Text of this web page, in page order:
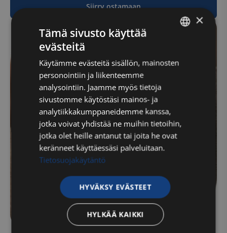
Siirry ostamaan
ENGLISH
×
Tämä sivusto käyttää
evästeitä
Käytämme evästeitä sisällön, mainosten
personointiin ja liikenteemme
analysointiin. Jaamme myös tietoja
sivustomme käytöstäsi mainos- ja
analytiikkakumppaneidemme kanssa,
jotka voivat yhdistää ne muihin tietoihin,
jotka olet heille antanut tai joita he ovat
keränneet käyttäessäsi palveluitaan.
Tietosuojakäytäntö
HYVÄKSY EVÄSTEET
HYLKÄÄ KAIKKI